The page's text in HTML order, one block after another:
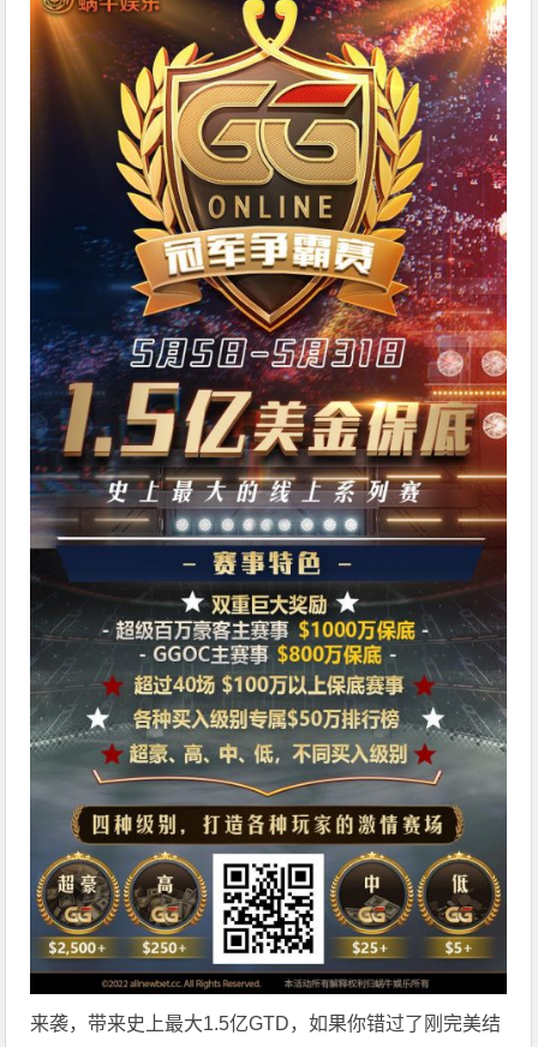
来袭，带来史上最大1.5亿GTD，如果你错过了刚完美结